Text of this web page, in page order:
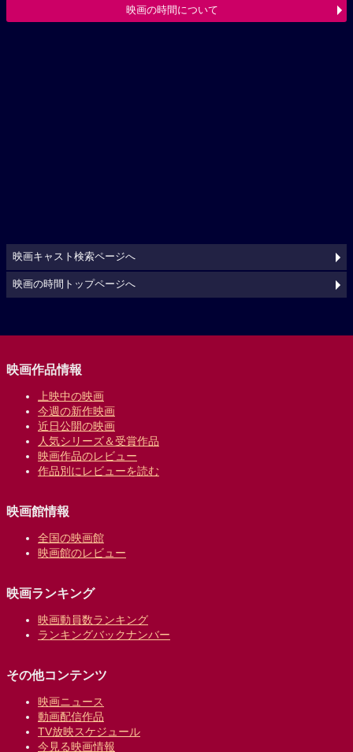
映画の時間について
映画キャスト検索ページへ
映画の時間トップページへ
映画作品情報
上映中の映画
今週の新作映画
近日公開の映画
人気シリーズ＆受賞作品
映画作品のレビュー
作品別にレビューを読む
映画館情報
全国の映画館
映画館のレビュー
映画ランキング
映画動員数ランキング
ランキングバックナンバー
その他コンテンツ
映画ニュース
動画配信作品
TV放映スケジュール
今見る映画情報